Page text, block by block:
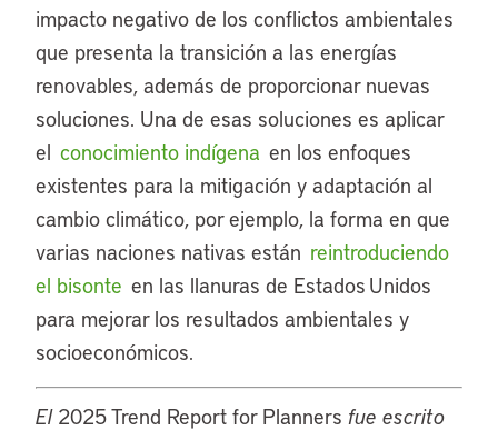
impacto negativo de los conflictos ambientales
que presenta la transición a las energías
renovables, además de proporcionar nuevas
soluciones. Una de esas soluciones es aplicar
el conocimiento indígena en los enfoques
existentes para la mitigación y adaptación al
cambio climático, por ejemplo, la forma en que
varias naciones nativas están reintroduciendo
el bisonte en las llanuras de Estados Unidos
para mejorar los resultados ambientales y
socioeconómicos.
El 2025 Trend Report for Planners fue escrito